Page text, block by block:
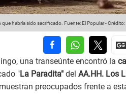
que habría sido sacrificado. Fuente: El Popular-Crédito:
una transeúnte encontró la
"La Paradita" del AA.HH. Los
preocupados frente a